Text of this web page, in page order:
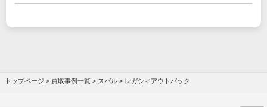
トップページ > 買取事例一覧 > スバル > レガシィアウトバック